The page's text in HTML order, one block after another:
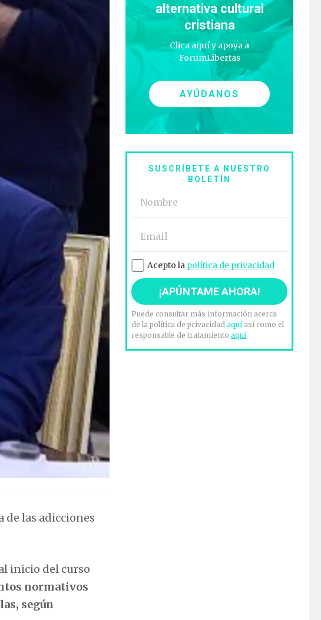
de las adicciones
inicio del curso
normativos
según
alternativa cultural
cristiana
Clica aquí y apoya a
ForumLibertas
AYÚDANOS
SUSCRÍBETE A NUESTRO
BOLETÍN
Acepto la política de privacidad
Puede consultar más información acerca
de la política de privacidadaquíasí como el
responsable de tratamientoaquí.